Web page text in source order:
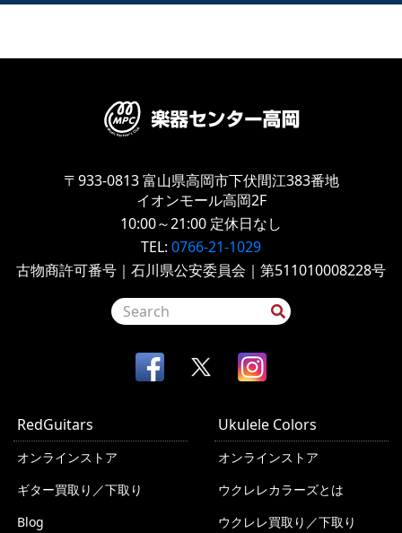
〒933-0813 富山県高岡市下伏間江383番地
イオンモール高岡2F
10:00～21:00 定休日なし
TEL: 0766-21-1029
古物商許可番号｜石川県公安委員会｜第511010008228号
RedGuitars
オンラインストア
ギター買取り／下取り
Blog
Ukulele Colors
オンラインストア
ウクレレカラーズとは
ウクレレ買取り／下取り